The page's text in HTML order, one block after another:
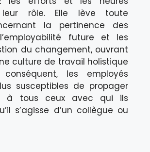
rôle. Elle lève toute
la pertinence des
future et les
du changement, ouvrant
culture de travail holistique
les employés
susceptibles de propager
à tous ceux avec qui ils
s’agisse d’un collègue ou